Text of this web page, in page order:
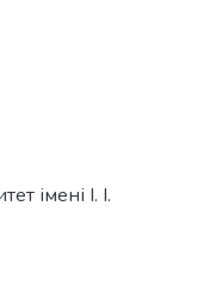
імені І. І.